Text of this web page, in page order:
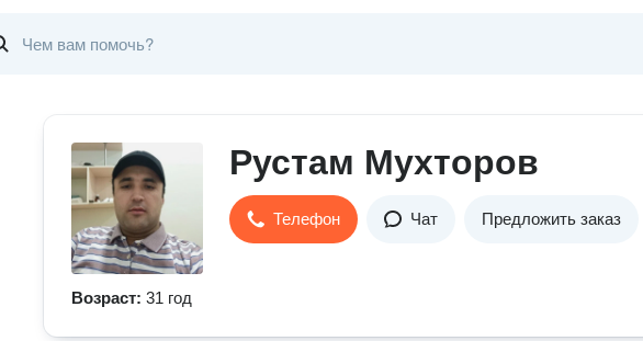
Рустам Мухторов
Телефон Чат Предложить заказ
Возраст: 31 год